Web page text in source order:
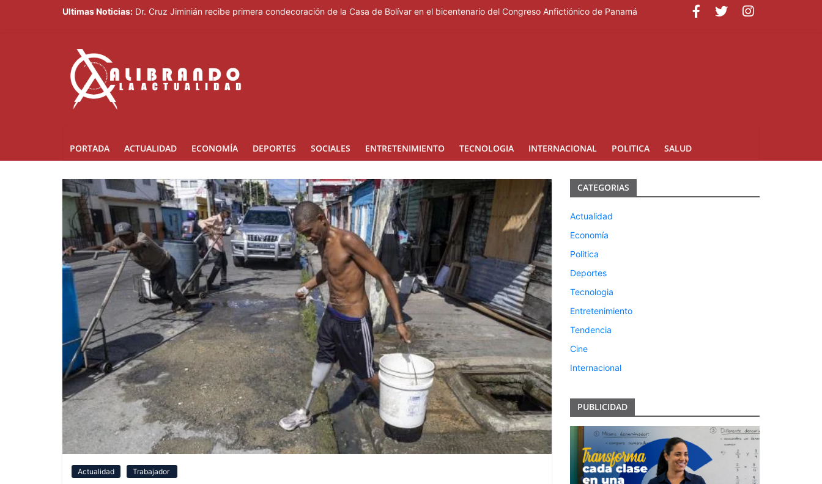
Ultimas Noticias: Dr. Cruz Jiminián recibe primera condecoración de la Casa de Bolívar en el bicentenario del Congreso Anfictiónico de Panamá
PORTADA ACTUALIDAD ECONOMÍA DEPORTES SOCIALES ENTRETENIMIENTO TECNOLOGIA INTERNACIONAL POLITICA SALUD
Actualidad Trabajador
CATEGORIAS
Actualidad
Economía
Politica
Deportes
Tecnologia
Entretenimiento
Tendencia
Cine
Internacional
PUBLICIDAD